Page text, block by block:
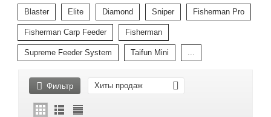
Blaster Elite Diamond Sniper Fisherman Pro
Fisherman Carp Feeder Fisherman
Supreme Feeder System Taifun Mini ...
Фильтр Хиты продаж